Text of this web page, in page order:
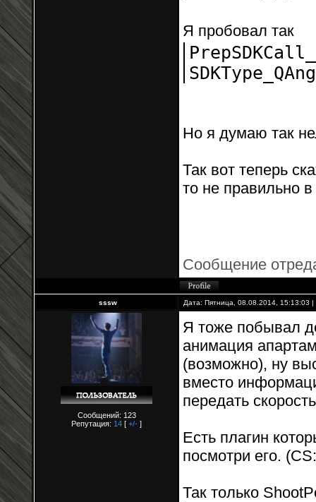
Я пробовал так
Но я думаю так
Так вот теперь
то не правильно
Сообщение
sssw Дата: Пятница, 08.08.2014, 15:13:03
Сообщений: 123
Репутация: 14 [ +/- ]
Я тоже побывал
анимация
(возможно), ну
вместо
передать
Есть плагин
посмотри его.
Так только